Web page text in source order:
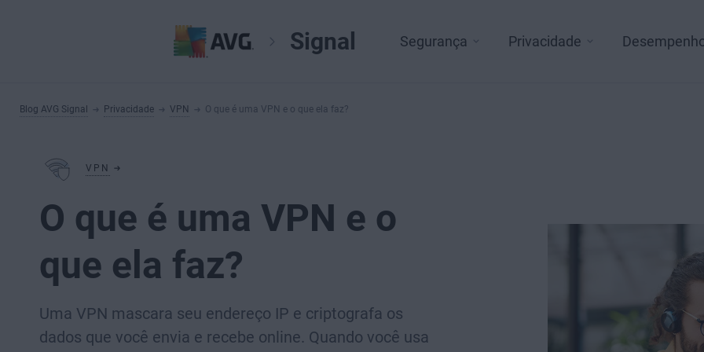
Signal Segurança Privacidade
Blog AVG Signal Privacidade VPN O que é uma VPN e o que ela faz?
VPN
O que é uma VPN e o
que ela faz?
Uma VPN mascara seu endereço IP e criptografa os
dados que você envia e recebe online. Quando você usa